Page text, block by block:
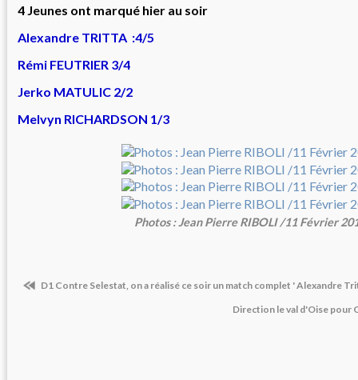
4 Jeunes ont marqué hier au soir
Alexandre TRITTA :4/5
Rémi FEUTRIER 3/4
Jerko MATULIC 2/2
Melvyn RICHARDSON 1/3
Photos : Jean Pierre RIBOLI /11 Février
D1 Contre Selestat, on a réalisé ce soir un match complet ' Alexandre
Direction le val d'Oise pour